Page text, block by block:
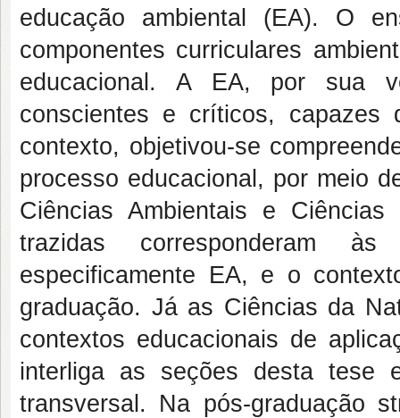
educação ambiental (EA). O
componentes curriculares
educacional. A EA, por sua
conscientes e críticos, capazes
contexto, objetivou-se
processo educacional, por meio
Ciências Ambientais e
trazidas corresponderam às
especificamente EA, e o
graduação. Já as Ciências da
contextos educacionais de
interliga as seções desta tese
transversal. Na pós-graduação